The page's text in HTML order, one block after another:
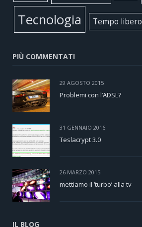
Tecnologia Tempo libero
PIÙ COMMENTATI
29 AGOSTO 2015
Problemi con l’ADSL?
31 GENNAIO 2016
Teslacrypt 3.0
26 MARZO 2015
mettiamo il ‘turbo’ alla tv
IL BLOG